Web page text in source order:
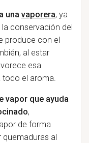
una vaporera, ya
conservación del
produce con el
al estar
esa
todo el aroma.
vapor que ayuda
,
de forma
quemaduras al